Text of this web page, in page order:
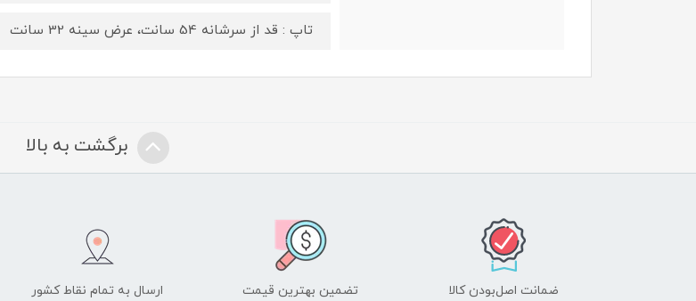
تاپ : قد از سرشانه 54 سانت، عرض سینه 32 سانت
برگشت به بالا
ضمانت اصل‌بودن کالا تضمین بهترین قیمت ارسال به تمام نقاط کشور